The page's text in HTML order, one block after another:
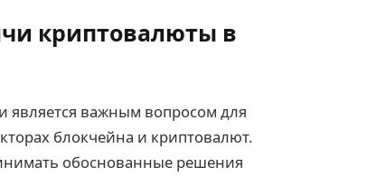
криптовалюты в
является важным вопросом для
блокчейна и криптовалют.
обоснованные решения